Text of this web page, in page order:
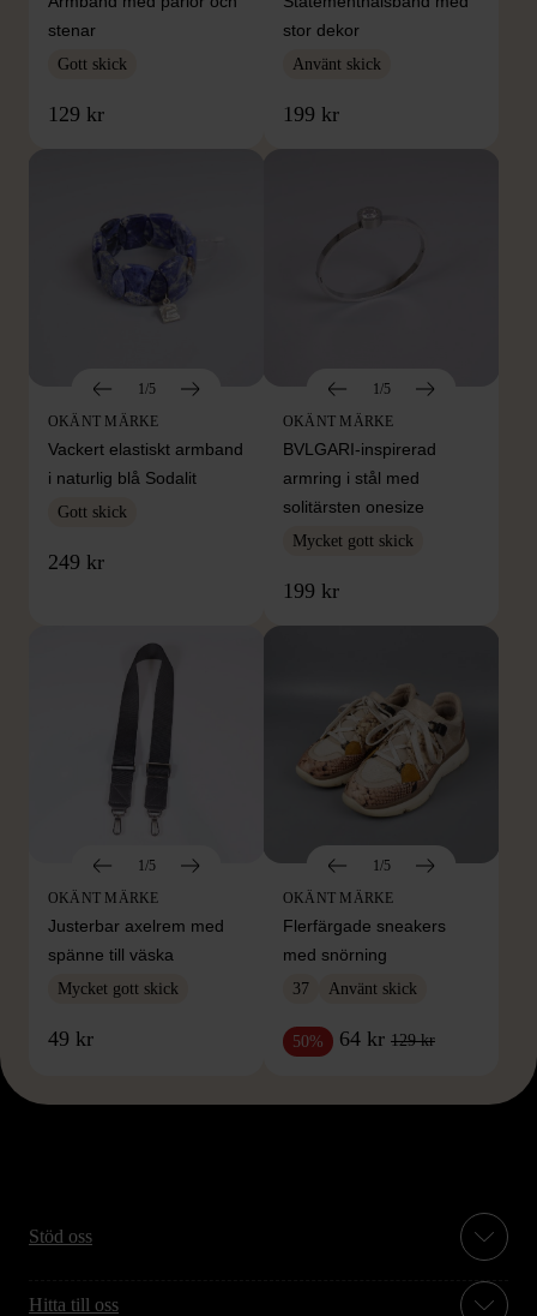
stenar
Gott skick
129 kr
stor dekor
Använt skick
199 kr
1/5
OKÄNT MÄRKE
Vackert elastiskt armband
i naturlig blå Sodalit
Gott skick
249 kr
1/5
OKÄNT MÄRKE
BVLGARI-inspirerad
armring i stål med
solitärsten onesize
Mycket gott skick
199 kr
1/5
OKÄNT MÄRKE
Justerbar axelrem med
spänne till väska
Mycket gott skick
49 kr
1/5
OKÄNT MÄRKE
Flerfärgade sneakers
med snörning
37 Använt skick
50% 64 kr 129 kr
Stöd oss
Hitta till oss